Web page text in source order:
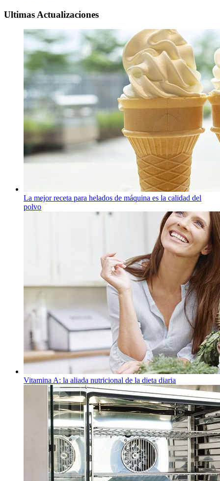
Ultimas Actualizaciones
La mejor receta para helados de máquina es la calidad del
polvo
Vitamina A: la aliada nutricional de la dieta diaria